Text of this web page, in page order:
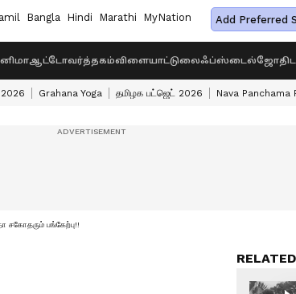
Bangla Hindi Marathi MyNation Add Preferred
ஆட்டோவர்த்தகம்விளையாட்டுலைஃப்ஸ்டைல்
Grahana Yoga தமிழக பட்ஜெட் 2026 Nava Panchama
சகோதரும் பங்கேற்பு!!